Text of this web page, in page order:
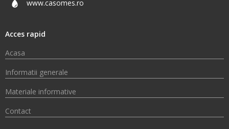
www.casomes.ro
Acces rapid
Acasa
Informatii generale
Materiale informative
Contact